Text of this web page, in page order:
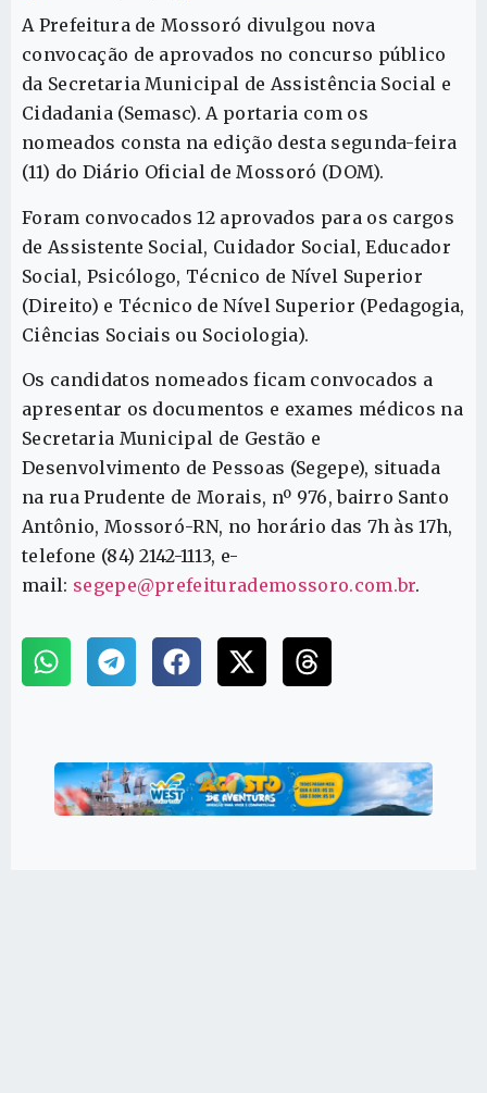
A Prefeitura de Mossoró divulgou nova
convocação de aprovados no concurso público
da Secretaria Municipal de Assistência Social e
Cidadania (Semasc). A portaria com os
nomeados consta na edição desta segunda-feira
(11) do Diário Oficial de Mossoró (DOM).
Foram convocados 12 aprovados para os cargos
de Assistente Social, Cuidador Social, Educador
Social, Psicólogo, Técnico de Nível Superior
(Direito) e Técnico de Nível Superior (Pedagogia,
Ciências Sociais ou Sociologia).
Os candidatos nomeados ficam convocados a
apresentar os documentos e exames médicos na
Secretaria Municipal de Gestão e
Desenvolvimento de Pessoas (Segepe), situada
na rua Prudente de Morais, nº 976, bairro Santo
Antônio, Mossoró-RN, no horário das 7h às 17h,
telefone (84) 2142-1113, e-
mail: segepe@prefeiturademossoro.com.br.